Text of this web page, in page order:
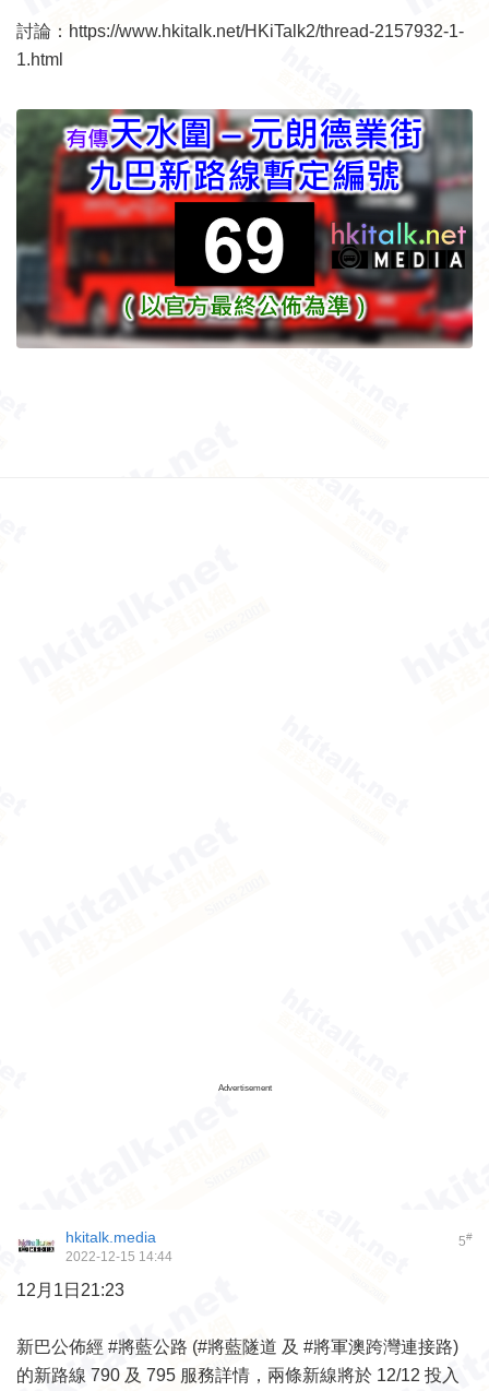
討論： https://www.hkitalk.net/HKiTalk2/thread-2157932-1-
1.html
Advertisement
5#
hkitalk.media
2022-12-15 14:44
12月1日21:23
新巴公佈經 #將藍公路 (#將藍隧道 及 #將軍澳跨灣連接路)
的新路線 790 及 795 服務詳情，兩條新線將於 12/12 投入